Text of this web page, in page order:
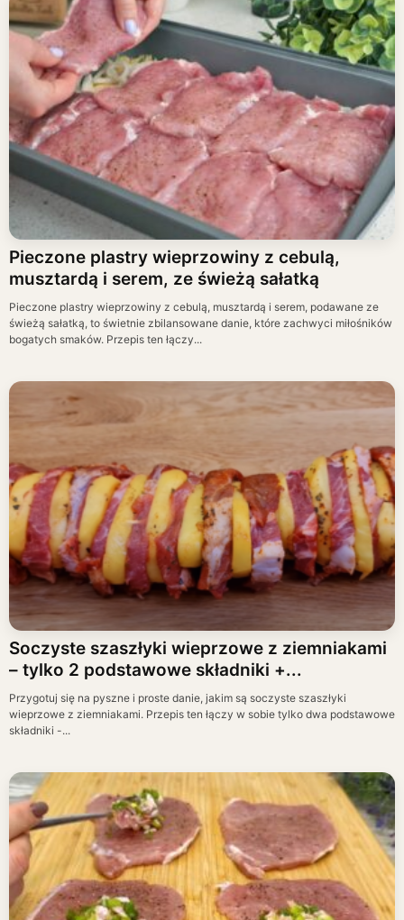
Pieczone plastry wieprzowiny z cebulą,
musztardą i serem, ze świeżą sałatką
Pieczone plastry wieprzowiny z cebulą, musztardą i serem, podawane ze
świeżą sałatką, to świetnie zbilansowane danie, które zachwyci miłośników
bogatych smaków. Przepis ten łączy...
Soczyste szaszłyki wieprzowe z ziemniakami
– tylko 2 podstawowe składniki +...
Przygotuj się na pyszne i proste danie, jakim są soczyste szaszłyki
wieprzowe z ziemniakami. Przepis ten łączy w sobie tylko dwa podstawowe
składniki -...